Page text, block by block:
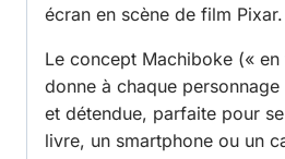
écran en scène de film Pixar.
Le concept Machiboke (« en
donne à chaque
et détendue, parfaite pour
livre, un smartphone ou un